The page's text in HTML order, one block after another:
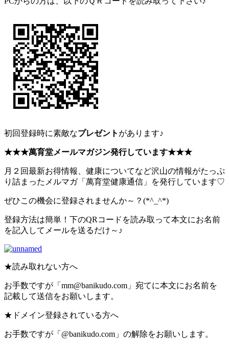
初回登録時に素敵なプレゼント があります♪
★★★萬育堂メールマガジン発行しています★★★
月２回最新お得情報、健康についてなど沢山の情報がたっぷ
り詰まったメルマガ「萬育堂健康通信」を発行しています♡
ぜひこの機会に登録されませんか～？(*^_^*)
登録方法は簡単！下のQRコードを読み取って本文にお名前
を記入してメールを送るだけ～♪
★読み取れない方へ
お手数ですが「mm@banikudo.com」宛てに本文にお名前を
記載して送信をお願いします。
★ドメイン登録されている方へ
お手数ですが「@banikudo.com」の解除をお願いします。